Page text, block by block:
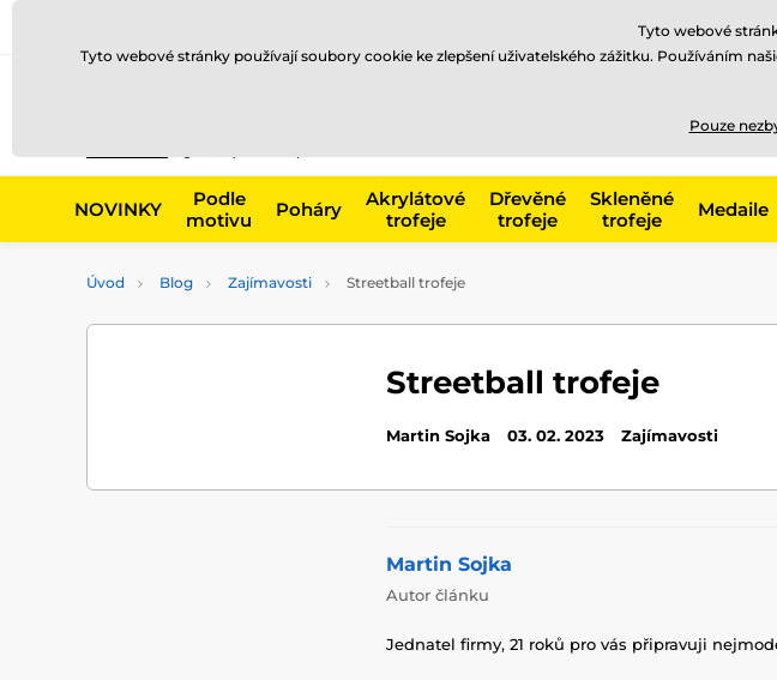
NOVINKY
Podle
motivu
Poháry
Akrylátové
trofeje
Dřevěné
trofeje
Skleněné
trofeje
Medaile
Úvod Blog Zajímavosti Streetball trofeje
Streetball trofeje
Martin Sojka 03. 02. 2023 Zajímavosti
Martin Sojka
Autor článku
Jednatel firmy, 21 roků pro vás připravuji
Tyto webové
Tyto webové stránky používají soubory cookie ke zlepšení uživatelského zážitku. Používáním
Pouze